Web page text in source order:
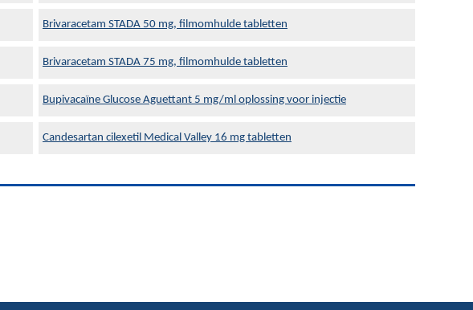
Brivaracetam STADA 50 mg, filmomhulde tabletten
Brivaracetam STADA 75 mg, filmomhulde tabletten
Bupivacaïne Glucose Aguettant 5 mg/ml oplossing voor injectie
Candesartan cilexetil Medical Valley 16 mg tabletten